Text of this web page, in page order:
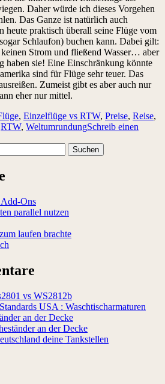
Daher würde ich dieses Vorgehen
Das Ganze ist natürlich auch
heute praktisch überall seine Flüge vom
Schlaufon) buchen kann. Dabei gilt:
Strom und fließend Wasser… aber
sie! Eine Einschränkung könnte
sind für Flüge sehr teuer. Das
Zumeist gibt es aber auch nur
eher nur mittel.
, Einzelflüge vs RTW, Preise, Reise,
RTW, WeltumrundungSchreib einen
Ons
parallel nutzen
laufen brachte
vs WS2812b
USA : Waschtischarmaturen
an der Decke
an der Decke
deine Tankstellen